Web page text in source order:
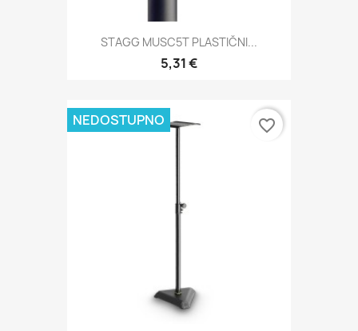
STAGG MUSC5T PLASTIČNI...
5,31 €
NEDOSTUPNO favorite_border